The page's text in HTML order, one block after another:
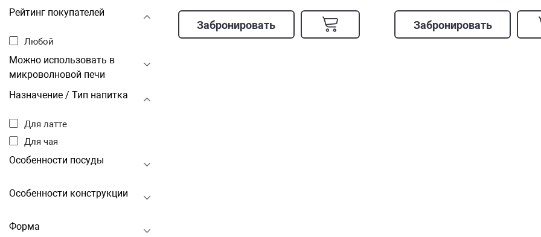
Рейтинг покупателей
Любой
Можно использовать в
микроволновой печи
Назначение / Тип напитка
Для латте
Для чая
Особенности посуды
Особенности конструкции
Форма
Забронировать Забронировать